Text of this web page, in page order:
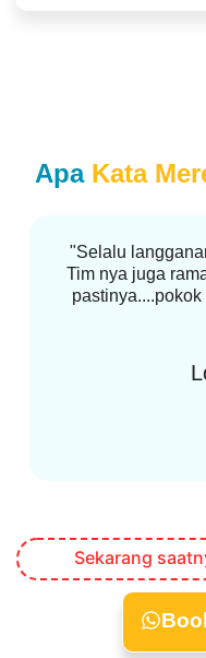
Apa Kata
"Selalu
Tim nya juga
Sekarang